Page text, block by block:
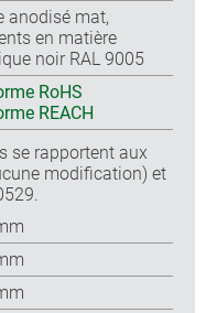
anodisé mat,
en matière
noir RAL 9005
RoHS
REACH
se rapportent aux
modification) et